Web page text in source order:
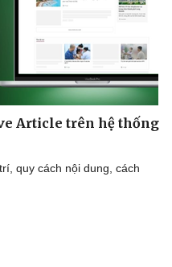
Article trên hệ thống
quy cách nội dung, cách